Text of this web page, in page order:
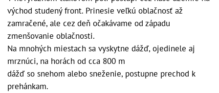
východ studený front. Prinesie veľkú oblačnosť až
zamračené, ale cez deň očakávame od západu
zmenšovanie oblačnosti.
Na mnohých miestach sa vyskytne dážď, ojedinele aj
mrznúci, na horách od cca 800 m
dážď so snehom alebo sneženie, postupne prechod k
prehánkam.